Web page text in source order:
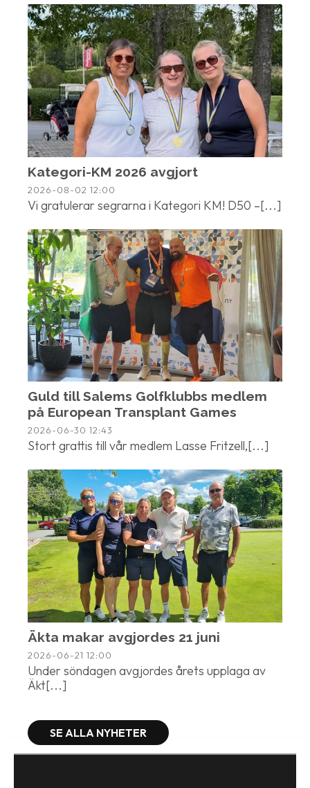
Kategori-KM 2026 avgjort
2026-08-02 12:00
Vi gratulerar segrarna i Kategori KM! D50 –[...]
Guld till Salems Golfklubbs medlem
på European Transplant Games
2026-06-30 12:43
Stort grattis till vår medlem Lasse Fritzell,[...]
Äkta makar avgjordes 21 juni
2026-06-21 12:00
Under söndagen avgjordes årets upplaga av
Äkt[...]
SE ALLA NYHETER